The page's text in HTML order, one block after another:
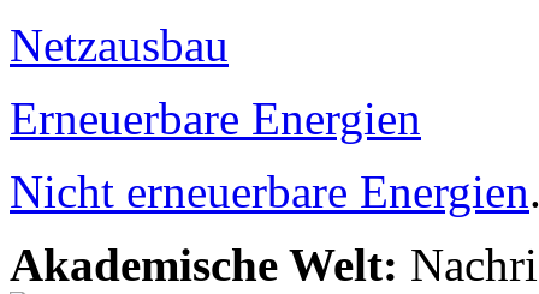
Netzausbau
Erneuerbare Energien
Nicht erneuerbare Energien
Akademische Welt: